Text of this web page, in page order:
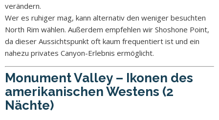
verändern.
Wer es ruhiger mag, kann alternativ den weniger besuchten
North Rim wählen. Außerdem empfehlen wir Shoshone Point,
da dieser Aussichtspunkt oft kaum frequentiert ist und ein
nahezu privates Canyon-Erlebnis ermöglicht.
Monument Valley – Ikonen des
amerikanischen Westens (2
Nächte)